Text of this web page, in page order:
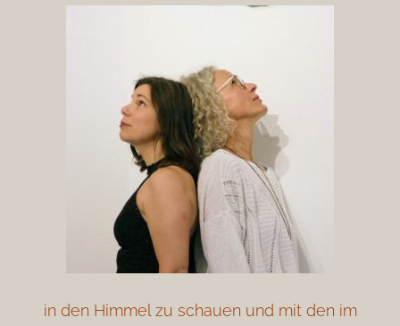
in den Himmel zu schauen und mit den im